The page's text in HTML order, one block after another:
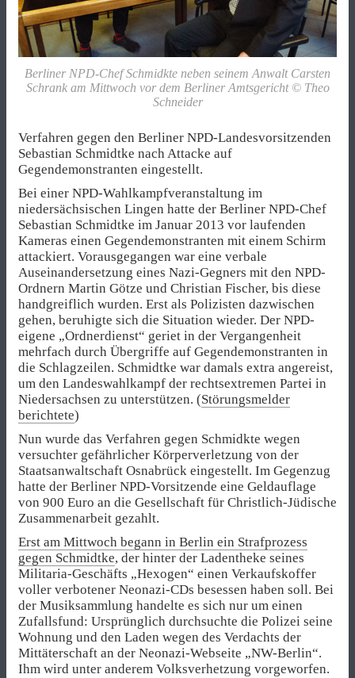
Berliner NPD-Chef Schmidkte neben seinem Anwalt Carsten
Schrank am Mittwoch vor dem Berliner Amtsgericht © Theo
Schneider
Verfahren gegen den Berliner NPD-Landesvorsitzenden
Sebastian Schmidtke nach Attacke auf
Gegendemonstranten eingestellt.
Bei einer NPD-Wahlkampfveranstaltung im
niedersächsischen Lingen hatte der Berliner NPD-Chef
Sebastian Schmidtke im Januar 2013 vor laufenden
Kameras einen Gegendemonstranten mit einem Schirm
attackiert. Vorausgegangen war eine verbale
Auseinandersetzung eines Nazi-Gegners mit den NPD-
Ordnern Martin Götze und Christian Fischer, bis diese
handgreiflich wurden. Erst als Polizisten dazwischen
gehen, beruhigte sich die Situation wieder. Der NPD-
eigene „Ordnerdienst“ geriet in der Vergangenheit
mehrfach durch Übergriffe auf Gegendemonstranten in
die Schlagzeilen. Schmidtke war damals extra angereist,
um den Landeswahlkampf der rechtsextremen Partei in
Niedersachsen zu unterstützen. (Störungsmelder
berichtete)
Nun wurde das Verfahren gegen Schmidkte wegen
versuchter gefährlicher Körperverletzung von der
Staatsanwaltschaft Osnabrück eingestellt. Im Gegenzug
hatte der Berliner NPD-Vorsitzende eine Geldauflage
von 900 Euro an die Gesellschaft für Christlich-Jüdische
Zusammenarbeit gezahlt.
Erst am Mittwoch begann in Berlin ein Strafprozess
gegen Schmidtke, der hinter der Ladentheke seines
Militaria-Geschäfts „Hexogen“ einen Verkaufskoffer
voller verbotener Neonazi-CDs besessen haben soll. Bei
der Musiksammlung handelte es sich nur um einen
Zufallsfund: Ursprünglich durchsuchte die Polizei seine
Wohnung und den Laden wegen des Verdachts der
Mittäterschaft an der Neonazi-Webseite „NW-Berlin“.
Ihm wird unter anderem Volksverhetzung vorgeworfen.